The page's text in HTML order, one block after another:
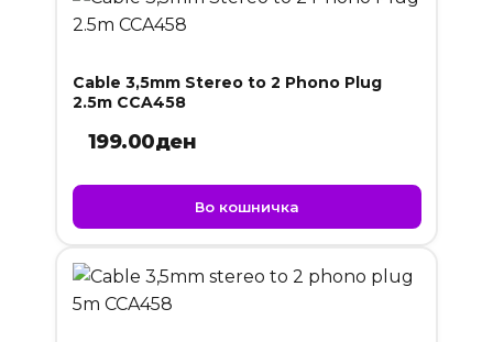
Cable 3,5mm Stereo to 2 Phono Plug
2.5m CCA458
199.00ден
Во кошничка